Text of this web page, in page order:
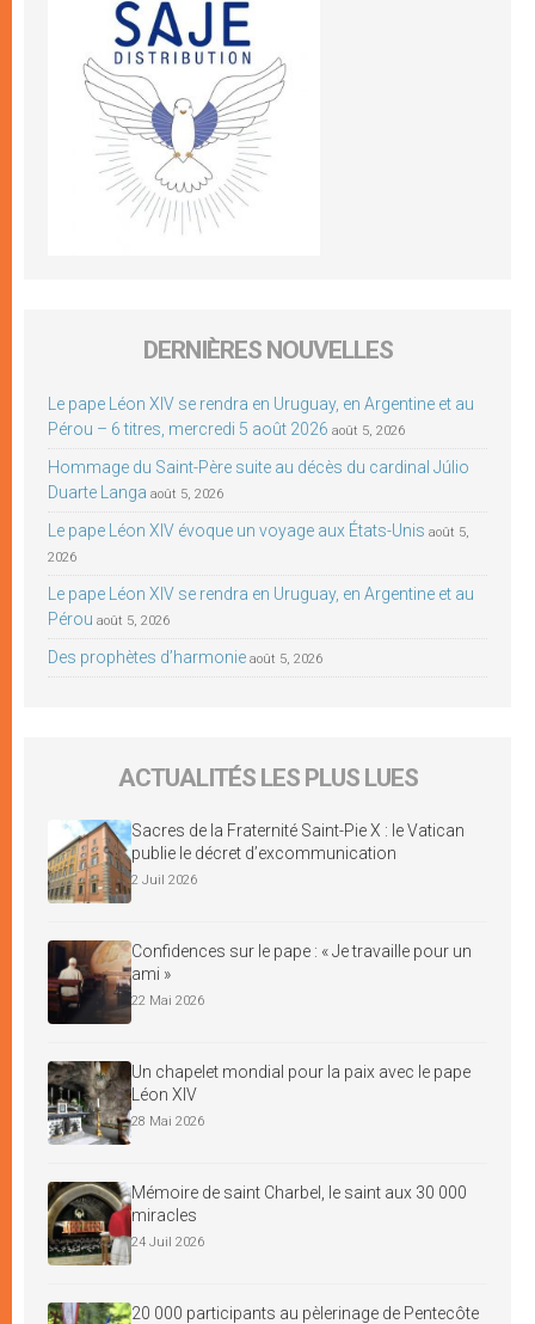
DERNIÈRES NOUVELLES
Le pape Léon XIV se rendra en Uruguay, en Argentine et au
Pérou – 6 titres, mercredi 5 août 2026 août 5, 2026
Hommage du Saint-Père suite au décès du cardinal Júlio
Duarte Langa août 5, 2026
Le pape Léon XIV évoque un voyage aux États-Unis août 5,
2026
Le pape Léon XIV se rendra en Uruguay, en Argentine et au
Pérou août 5, 2026
Des prophètes d’harmonie août 5, 2026
ACTUALITÉS LES PLUS LUES
Sacres de la Fraternité Saint-Pie X : le Vatican
publie le décret d’excommunication
2 Juil 2026
Confidences sur le pape : « Je travaille pour un
ami »
22 Mai 2026
Un chapelet mondial pour la paix avec le pape
Léon XIV
28 Mai 2026
Mémoire de saint Charbel, le saint aux 30 000
miracles
24 Juil 2026
20 000 participants au pèlerinage de Pentecôte